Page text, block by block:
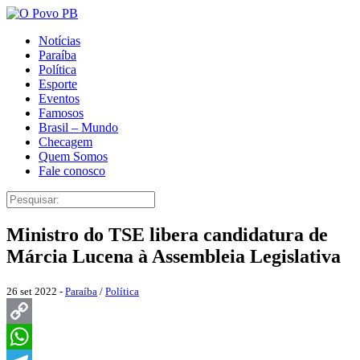
Notícias
Paraíba
Política
Esporte
Eventos
Famosos
Brasil – Mundo
Checagem
Quem Somos
Fale conosco
Ministro do TSE libera candidatura de
Márcia Lucena à Assembleia Legislativa
26 set 2022 - Paraíba / Política
Copy